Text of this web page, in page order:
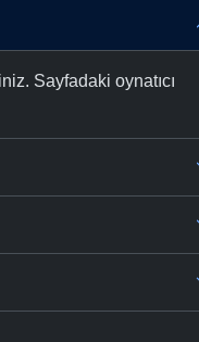
Sayfadaki oynatıcı